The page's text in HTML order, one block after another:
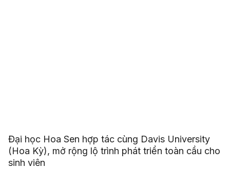
Đại học Hoa Sen hợp tác cùng Davis University
(Hoa Kỳ), mở rộng lộ trình phát triển toàn cầu cho
sinh viên